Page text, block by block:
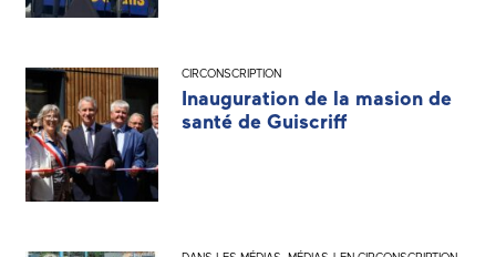
CIRCONSCRIPTION
Inauguration de la masion de
santé de Guiscriff